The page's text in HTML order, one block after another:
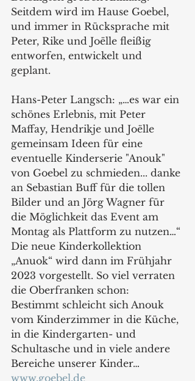
Seitdem wird im Hause Goebel,
und immer in Rücksprache mit
Peter, Rike und Joëlle fleißig
entworfen, entwickelt und
geplant.
Hans-Peter Langsch: „…es war ein
schönes Erlebnis, mit Peter
Maffay, Hendrikje und Joëlle
gemeinsam Ideen für eine
eventuelle Kinderserie "Anouk"
von Goebel zu schmieden... danke
an Sebastian Buff für die tollen
Bilder und an Jörg Wagner für
die Möglichkeit das Event am
Montag als Plattform zu nutzen…“
Die neue Kinderkollektion
„Anuok“ wird dann im Frühjahr
2023 vorgestellt. So viel verraten
die Oberfranken schon:
Bestimmt schleicht sich Anouk
vom Kinderzimmer in die Küche,
in die Kindergarten- und
Schultasche und in viele andere
Bereiche unserer Kinder…
www.goebel.de